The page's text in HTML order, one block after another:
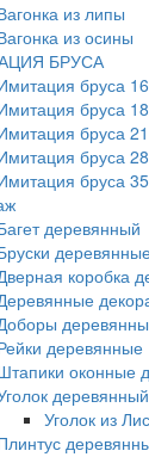
из липы
из осины
БРУСА
бруса
бруса
бруса
бруса
бруса
деревянный
коробка
деревянные
оконные
деревянный
Уголок из